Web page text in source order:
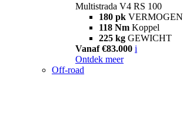
Multistrada V4 RS 100
180 pk VERMOGEN
118 Nm Koppel
225 kg GEWICHT
Vanaf €83.000 i
Ontdek meer
Off-road